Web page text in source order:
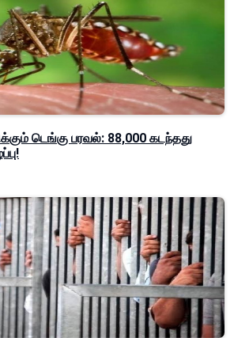
டெங்கு பரவல்: 88,000 கடந்தது